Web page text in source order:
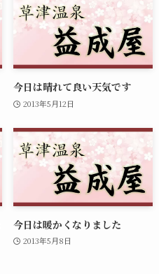
今日は晴れて良い天気です
2013年5月12日
今日は暖かくなりました
2013年5月8日